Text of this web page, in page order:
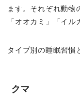
ます。それぞれ動物
「オオカミ」「イル
タイプ別の睡眠習慣
クマ